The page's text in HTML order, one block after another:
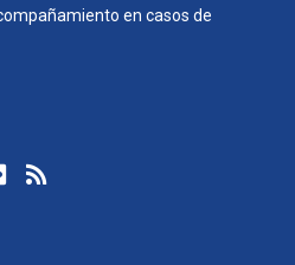
en casos de